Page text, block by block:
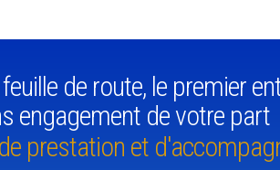
de route, le premier
engagement de votre part
prestation et